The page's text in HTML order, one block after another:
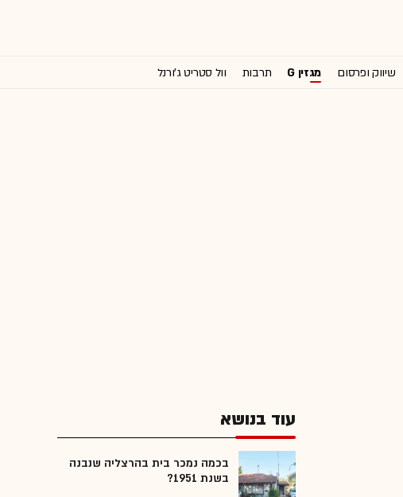
שיווק ופרסום מגזין G תרבות וול סטריט ג'ורנל
עוד בנושא
בכמה נמכר בית בהרצליה שנבנה
בשנת 1951?